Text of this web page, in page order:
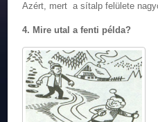
Azért, mert a sítalp felülete
4. Mire utal a fenti példa?